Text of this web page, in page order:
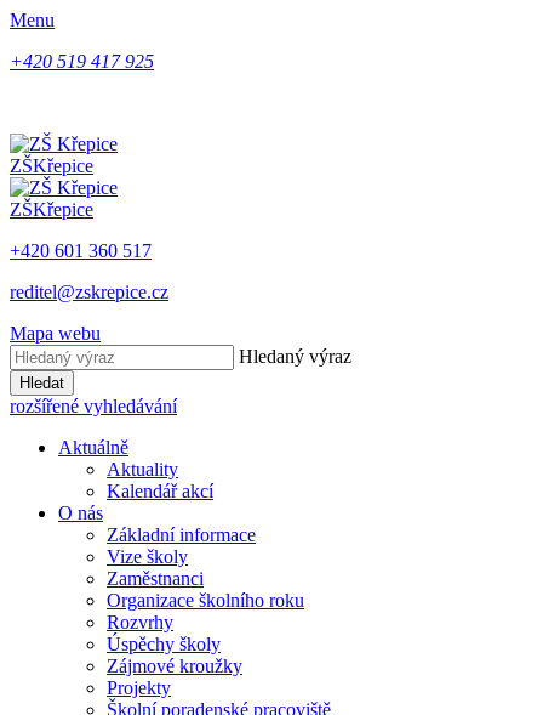
Menu
+420 519 417 925
ZŠKřepice
ZŠKřepice
+420 601 360 517
reditel@zskrepice.cz
Mapa webu
Hledaný výraz
Hledat
rozšířené vyhledávání
Aktuálně
Aktuality
Kalendář akcí
O nás
Základní informace
Vize školy
Zaměstnanci
Organizace školního roku
Rozvrhy
Úspěchy školy
Zájmové kroužky
Projekty
Školní poradenské pracoviště